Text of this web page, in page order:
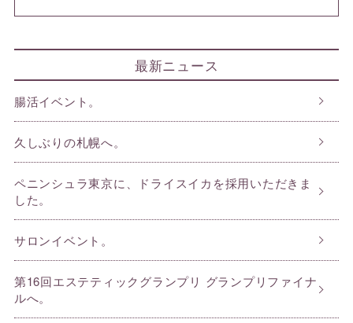
最新ニュース
腸活イベント。
久しぶりの札幌へ。
ペニンシュラ東京に、ドライスイカを採用いただきま
した。
サロンイベント。
第16回エステティックグランプリ グランプリファイナ
ルへ。